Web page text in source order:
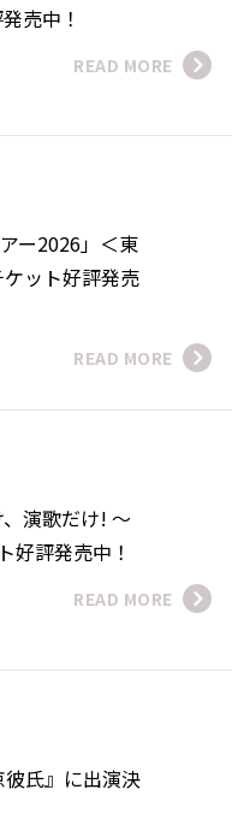
売中！
READ MORE
ー2026」＜東
ット好評発売
READ MORE
演歌だけ! ～
好評発売中！
READ MORE
氏』に出演決